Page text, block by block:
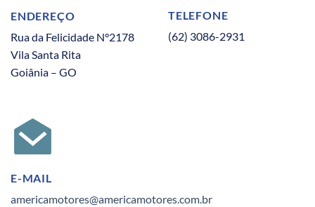
ENDEREÇO
Rua da Felicidade N°2178
Vila Santa Rita
Goiânia – GO
TELEFONE
(62) 3086-2931
E-MAIL
americamotores@americamotores.com.br